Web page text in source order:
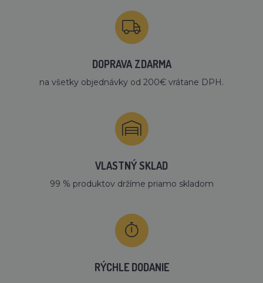
DOPRAVA ZDARMA
na všetky objednávky od 200€ vrátane DPH.
VLASTNÝ SKLAD
99 % produktov držíme priamo skladom
RÝCHLE DODANIE